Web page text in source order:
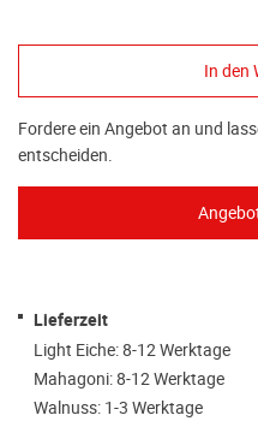
Fordere ein Angebot an und
entscheiden.
Lieferzeit
Light Eiche: 8-12 Werktage
Mahagoni: 8-12 Werktage
Walnuss: 1-3 Werktage